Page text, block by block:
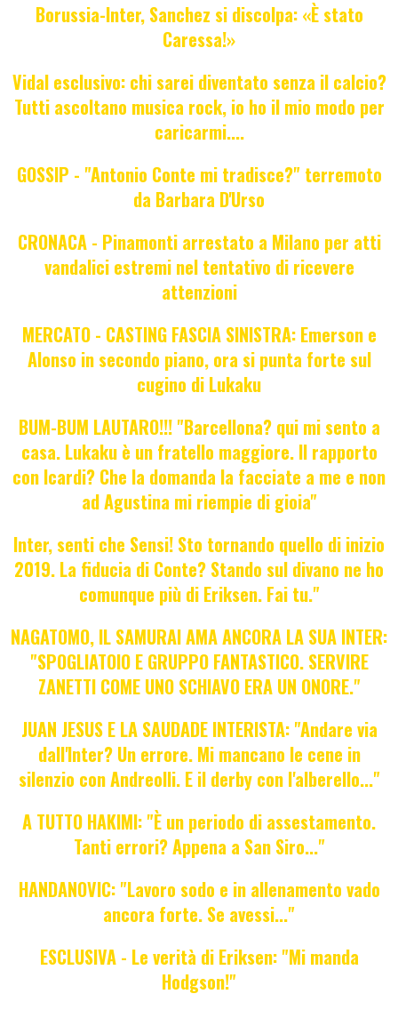
Borussia-Inter, Sanchez si discolpa: «È stato
Caressa!»
Vidal esclusivo: chi sarei diventato senza il calcio?
Tutti ascoltano musica rock, io ho il mio modo per
caricarmi....
GOSSIP - "Antonio Conte mi tradisce?" terremoto
da Barbara D'Urso
CRONACA - Pinamonti arrestato a Milano per atti
vandalici estremi nel tentativo di ricevere
attenzioni
MERCATO - CASTING FASCIA SINISTRA: Emerson e
Alonso in secondo piano, ora si punta forte sul
cugino di Lukaku
BUM-BUM LAUTARO!!! "Barcellona? qui mi sento a
casa. Lukaku è un fratello maggiore. Il rapporto
con Icardi? Che la domanda la facciate a me e non
ad Agustina mi riempie di gioia"
Inter, senti che Sensi! Sto tornando quello di inizio
2019. La fiducia di Conte? Stando sul divano ne ho
comunque più di Eriksen. Fai tu."
NAGATOMO, IL SAMURAI AMA ANCORA LA SUA INTER:
"SPOGLIATOIO E GRUPPO FANTASTICO. SERVIRE
ZANETTI COME UNO SCHIAVO ERA UN ONORE."
JUAN JESUS E LA SAUDADE INTERISTA: "Andare via
dall'Inter? Un errore. Mi mancano le cene in
silenzio con Andreolli. E il derby con l'alberello..."
A TUTTO HAKIMI: "È un periodo di assestamento.
Tanti errori? Appena a San Siro..."
HANDANOVIC: "Lavoro sodo e in allenamento vado
ancora forte. Se avessi..."
ESCLUSIVA - Le verità di Eriksen: "Mi manda
Hodgson!"